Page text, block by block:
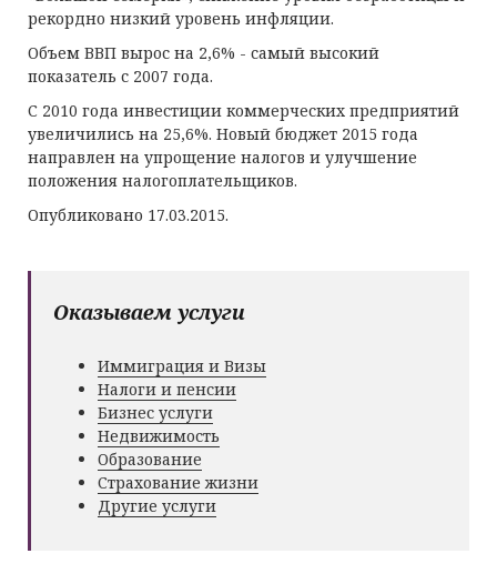
рекордно низкий уровень инфляции.
Объем ВВП вырос на 2,6% - самый высокий
показатель с 2007 года.
С 2010 года инвестиции коммерческих предприятий
увеличились на 25,6%. Новый бюджет 2015 года
направлен на упрощение налогов и улучшение
положения налогоплательщиков.
Опубликовано 17.03.2015.
Оказываем услуги
Иммиграция и Визы
Налоги и пенсии
Бизнес услуги
Недвижимость
Образование
Страхование жизни
Другие услуги